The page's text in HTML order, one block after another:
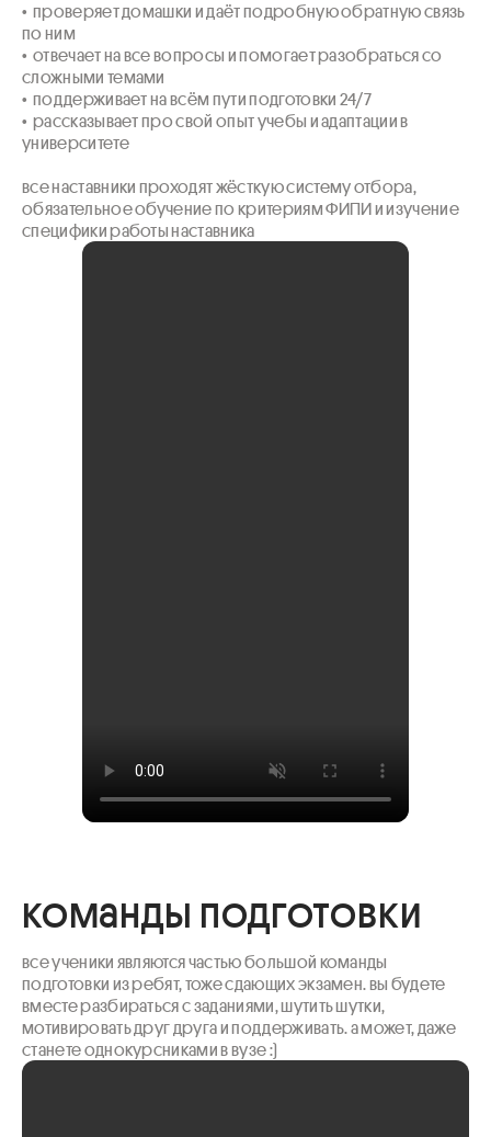
•  проверяет домашки и даёт подробную обратную связь
по ним
•  отвечает на все вопросы и помогает разобраться со
сложными темами
•  поддерживает на всём пути подготовки 24/7
•  рассказывает про свой опыт учебы и адаптации в
университете
все наставники проходят жёсткую систему отбора,
обязательное обучение по критериям ФИПИ и изучение
специфики работы наставника
команды подготовки
все ученики являются частью большой команды
подготовки из ребят, тоже сдающих экзамен. вы будете
вместе разбираться с заданиями, шутить шутки,
мотивировать друг друга и поддерживать. а может, даже
станете однокурсниками в вузе :)